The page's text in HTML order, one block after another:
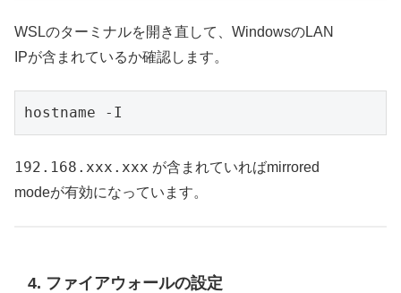
WSLのターミナルを開き直して、WindowsのLAN
IPが含まれているか確認します。
hostname -I
192.168.xxx.xxx が含まれていればmirrored
modeが有効になっています。
4. ファイアウォールの設定